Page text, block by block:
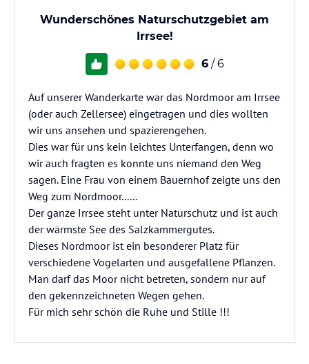
Wunderschönes Naturschutzgebiet am
Irrsee!
6 / 6
Auf unserer Wanderkarte war das Nordmoor am Irrsee
(oder auch Zellersee) eingetragen und dies wollten
wir uns ansehen und spazierengehen.
Dies war für uns kein leichtes Unterfangen, denn wo
wir auch fragten es konnte uns niemand den Weg
sagen. Eine Frau von einem Bauernhof zeigte uns den
Weg zum Nordmoor......
Der ganze Irrsee steht unter Naturschutz und ist auch
der wärmste See des Salzkammergutes.
Dieses Nordmoor ist ein besonderer Platz für
verschiedene Vogelarten und ausgefallene Pflanzen.
Man darf das Moor nicht betreten, sondern nur auf
den gekennzeichneten Wegen gehen.
Für mich sehr schön die Ruhe und Stille !!!